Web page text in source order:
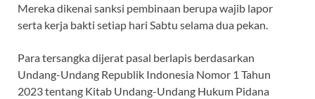
Mereka dikenai sanksi pembinaan berupa wajib lapor
serta kerja bakti setiap hari Sabtu selama dua pekan.
Para tersangka dijerat pasal berlapis berdasarkan
Undang-Undang Republik Indonesia Nomor 1 Tahun
2023 tentang Kitab Undang-Undang Hukum Pidana